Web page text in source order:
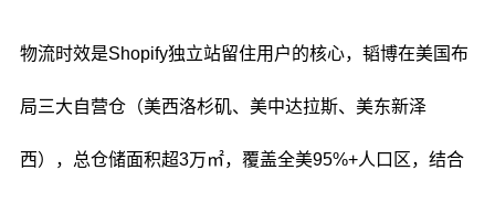
物流时效是Shopify独立站留住用户的核心，韬博在美国布
局三大自营仓（美西洛杉矶、美中达拉斯、美东新泽
西），总仓储面积超3万㎡，覆盖全美95%+人口区，结合